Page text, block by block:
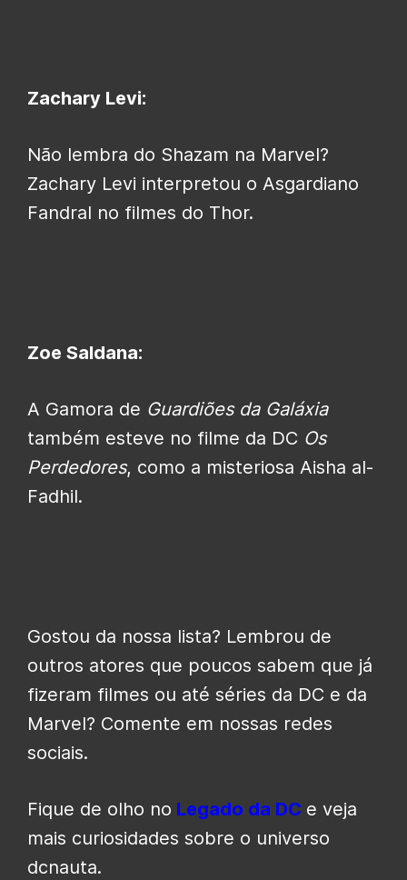
Zachary Levi:
Não lembra do Shazam na Marvel?
Zachary Levi interpretou o Asgardiano
Fandral no filmes do Thor.
Zoe Saldana:
A Gamora de Guardiões da Galáxia
também esteve no filme da DC Os
Perdedores, como a misteriosa Aisha al-
Fadhil.
Gostou da nossa lista? Lembrou de
outros atores que poucos sabem que já
fizeram filmes ou até séries da DC e da
Marvel? Comente em nossas redes
sociais.
Fique de olho no Legado da DC e veja
mais curiosidades sobre o universo
dcnauta.